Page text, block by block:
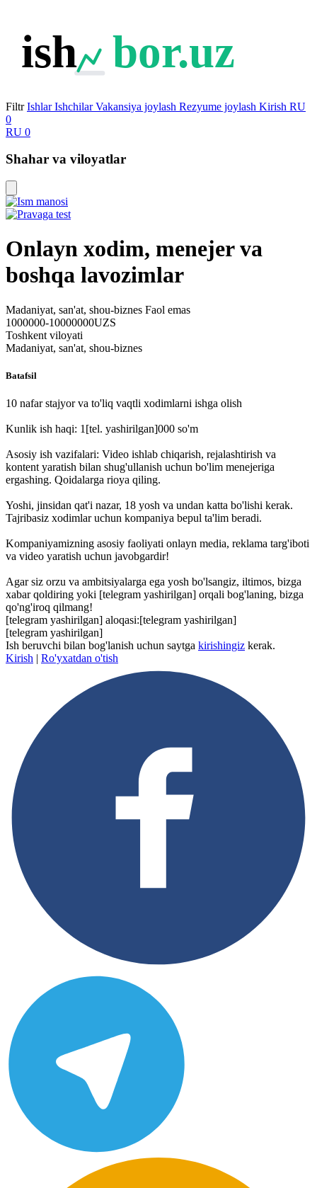
ish bor.uz
Filtr Ishlar Ishchilar Vakansiya joylash Rezyume joylash Kirish RU
0
RU 0
Shahar va viloyatlar
Onlayn xodim, menejer va
boshqa lavozimlar
Madaniyat, san'at, shou-biznes Faol emas
1000000-10000000UZS
Toshkent viloyati
Madaniyat, san'at, shou-biznes
Batafsil
10 nafar stajyor va to'liq vaqtli xodimlarni ishga olish
Kunlik ish haqi: 1 [tel. yashirilgan]000 so'm
Asosiy ish vazifalari: Video ishlab chiqarish, rejalashtirish va
kontent yaratish bilan shug'ullanish uchun bo'lim menejeriga
ergashing. Qoidalarga rioya qiling.
Yoshi, jinsidan qat'i nazar, 18 yosh va undan katta bo'lishi kerak.
Tajribasiz xodimlar uchun kompaniya bepul ta'lim beradi.
Kompaniyamizning asosiy faoliyati onlayn media, reklama targ'iboti
va video yaratish uchun javobgardir!
Agar siz orzu va ambitsiyalarga ega yosh bo'lsangiz, iltimos, bizga
xabar qoldiring yoki [telegram yashirilgan] orqali bog'laning, bizga
qo'ng'iroq qilmang!
[telegram yashirilgan] aloqasi:[telegram yashirilgan]
[telegram yashirilgan]
Ish beruvchi bilan bog'lanish uchun saytga kirishingiz kerak.
Kirish | Ro'yxatdan o'tish